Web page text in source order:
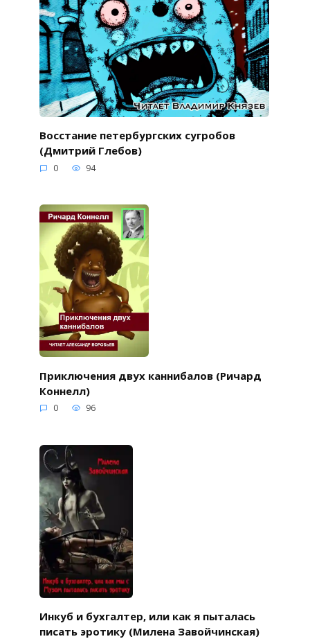
Восстание петербургских сугробов
(Дмитрий Глебов)
0 94
Приключения двух каннибалов (Ричард
Коннелл)
0 96
Инкуб и бухгалтер, или как я пыталась
писать эротику (Милена Завойчинская)